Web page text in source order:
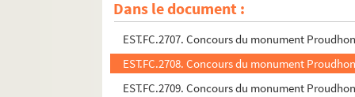
Dans le document :
EST.FC.2706. Concours du monument
EST.FC.2707. Concours du monument
EST.FC.2708. Concours du monument
EST.FC.2709. Concours du monument